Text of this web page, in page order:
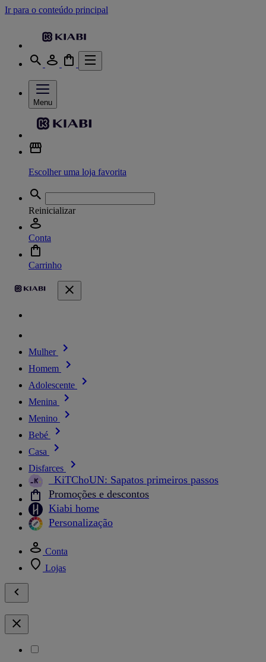
Ir para o conteúdo principal
Menu
Escolher uma loja favorita
Reinicializar
Conta
Carrinho
Mulher
Homem
Adolescente
Menina
Menino
Bebé
Casa
Disfarces
_KiTChoUN: Sapatos primeiros passos
Promoções e descontos
Kiabi home
Personalização
Conta
Lojas